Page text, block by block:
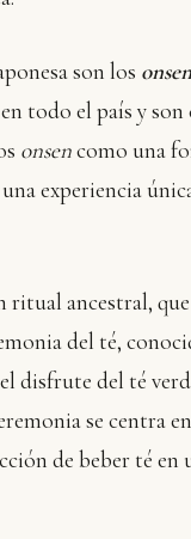
son los onsen
todo el país y
onsencomo una
una experiencia
ritual ancestral,
del té,
disfrute del té
se centra
de beber té